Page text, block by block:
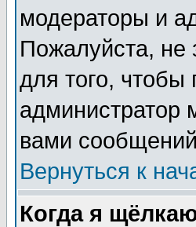
модераторы и
Пожалуйста,
для того, чтобы
администратор
вами
Вернуться к
Когда я